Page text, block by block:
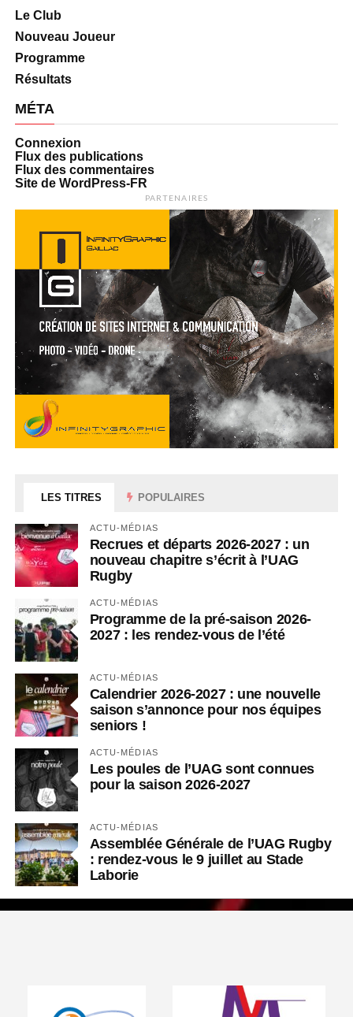
Le Club
Nouveau Joueur
Programme
Résultats
MÉTA
Connexion
Flux des publications
Flux des commentaires
Site de WordPress-FR
PARTENAIRES
LES TITRES POPULAIRES
ACTU-MÉDIAS
Recrues et départs 2026-2027 : un
nouveau chapitre s’écrit à l’UAG
Rugby
ACTU-MÉDIAS
Programme de la pré-saison 2026-
2027 : les rendez-vous de l’été
ACTU-MÉDIAS
Calendrier 2026-2027 : une nouvelle
saison s’annonce pour nos équipes
seniors !
ACTU-MÉDIAS
Les poules de l’UAG sont connues
pour la saison 2026-2027
ACTU-MÉDIAS
Assemblée Générale de l’UAG Rugby
: rendez-vous le 9 juillet au Stade
Laborie